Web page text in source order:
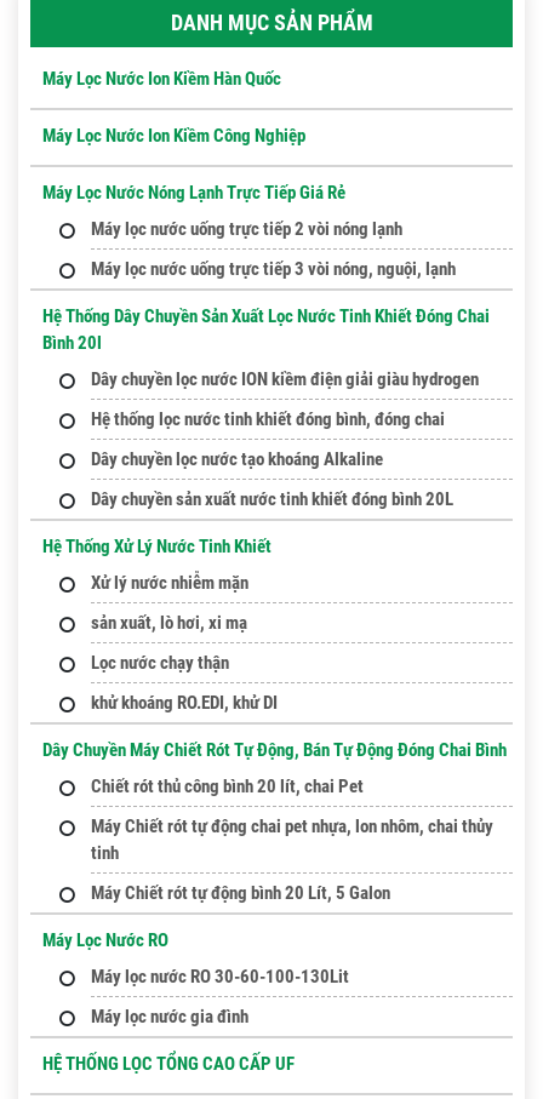
DANH MỤC SẢN PHẨM
Máy Lọc Nước Ion Kiềm Hàn Quốc
Máy Lọc Nước Ion Kiềm Công Nghiệp
Máy Lọc Nước Nóng Lạnh Trực Tiếp Giá Rẻ
Máy lọc nước uống trực tiếp 2 vòi nóng lạnh
Máy lọc nước uống trực tiếp 3 vòi nóng, nguội, lạnh
Hệ Thống Dây Chuyền Sản Xuất Lọc Nước Tinh Khiết Đóng Chai
Bình 20l
Dây chuyền lọc nước ION kiềm điện giải giàu hydrogen
Hệ thống lọc nước tinh khiết đóng bình, đóng chai
Dây chuyền lọc nước tạo khoáng Alkaline
Dây chuyền sản xuất nước tinh khiết đóng bình 20L
Hệ Thống Xử Lý Nước Tinh Khiết
Xử lý nước nhiễm mặn
sản xuất, lò hơi, xi mạ
Lọc nước chạy thận
khử khoáng RO.EDI, khử DI
Dây Chuyền Máy Chiết Rót Tự Động, Bán Tự Động Đóng Chai Bình
Chiết rót thủ công bình 20 lít, chai Pet
Máy Chiết rót tự động chai pet nhựa, lon nhôm, chai thủy
tinh
Máy Chiết rót tự động bình 20 Lít, 5 Galon
Máy Lọc Nước RO
Máy lọc nước RO 30-60-100-130Lit
Máy lọc nước gia đình
HỆ THỐNG LỌC TỔNG CAO CẤP UF